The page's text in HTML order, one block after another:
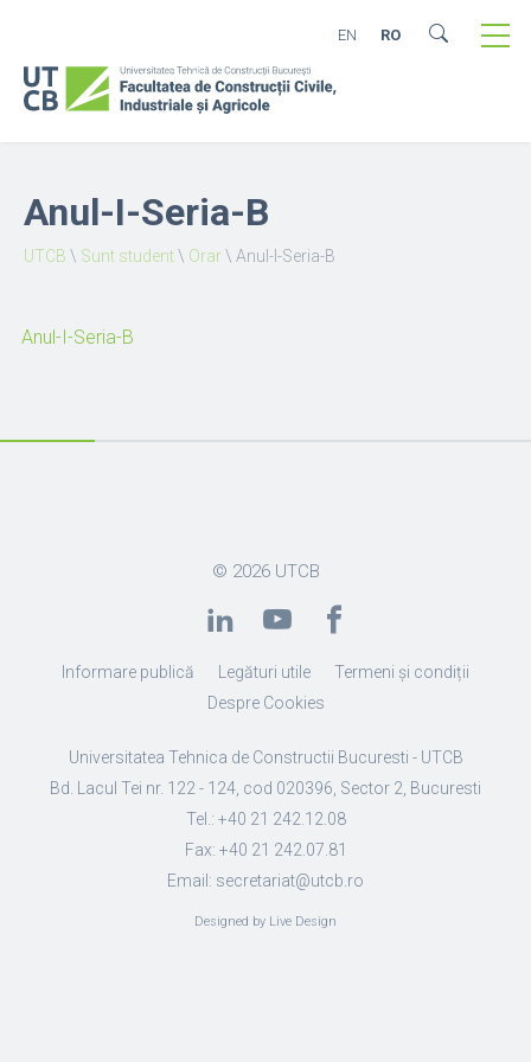
EN RO
Anul-I-Seria-B
UTCB \ Sunt student\ Orar\ Anul-I-Seria-B
Anul-I-Seria-B
© 2026 UTCB
Informare publică Legături utile
Termeni și condiții
Despre Cookies
Universitatea Tehnica de Constructii Bucuresti - UTCB
Bd. Lacul Tei nr. 122 - 124, cod 020396, Sector 2, Bucuresti
Tel.: +40 21 242.12.08
Fax: +40 21 242.07.81
Email: secretariat@utcb.ro
Designed by Live Design